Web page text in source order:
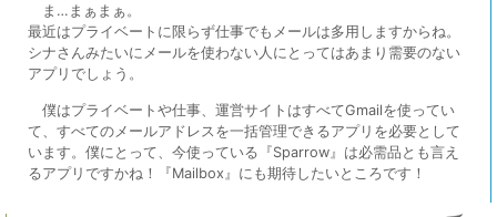
ま…まぁまぁ。
最近はプライベートに限らず仕事でもメールは多用しますからね。
シナさんみたいにメールを使わない人にとってはあまり需要のない
アプリでしょう。
僕はプライベートや仕事、運営サイトはすべてGmailを使ってい
て、すべてのメールアドレスを一括管理できるアプリを必要として
います。僕にとって、今使っている『Sparrow』は必需品とも言え
るアプリですかね！『Mailbox』にも期待したいところです！